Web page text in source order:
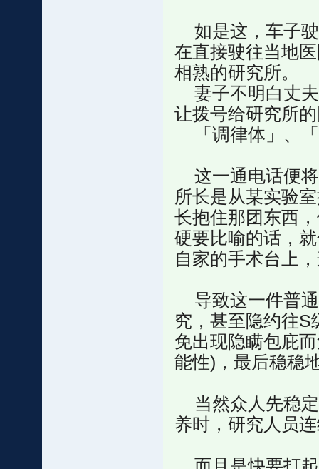
如是这，车子驶
在直接驶往当地
相熟的研究所。
妻子不明白丈夫
让拨号给研究所
「调律体」、
这一通电话便将
所长是从某实验
长抱住那团东西
硬要比喻的话，
自家的手术台上
导致这一件普通
究，甚至隐约往S
免出现隐瞒包庇
能性)，最后稳稳
当然众人先稳定
养时，研究人员